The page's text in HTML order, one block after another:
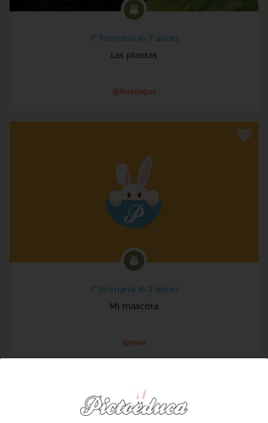
1º Primaria (6-7 años)
Las plantas
@Noeliagus
1º Primaria (6-7 años)
Mi mascota
@yose